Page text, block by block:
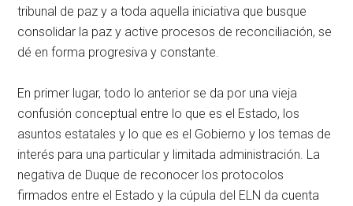
tribunal de paz y a toda aquella iniciativa que busque
consolidar la paz y active procesos de reconciliación, se
dé en forma progresiva y constante.
En primer lugar, todo lo anterior se da por una vieja
confusión conceptual entre lo que es el Estado, los
asuntos estatales y lo que es el Gobierno y los temas de
interés para una particular y limitada administración. La
negativa de Duque de reconocer los protocolos
firmados entre el Estado y la cúpula del ELN da cuenta